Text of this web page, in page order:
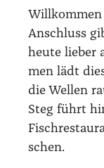
Will­kom­men
Anschluss
heu­te lie­ber
men lädt
die Wel­len
Steg führt
schen.